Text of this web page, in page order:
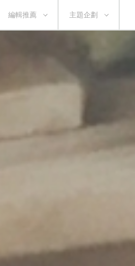
編輯推薦 主題企劃